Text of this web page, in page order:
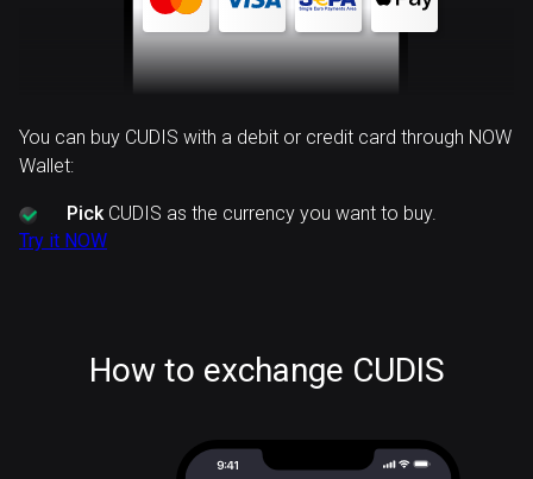
You can buy CUDIS with a debit or credit card through NOW
Wallet:
PickCUDIS as the currency you want to buy.
Try it NOW
How to exchange CUDIS